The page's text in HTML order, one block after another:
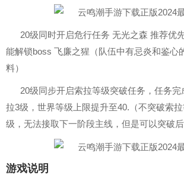
20级同时开启危行任务 无光之森 推荐优
能解锁boss 飞廉之猩（队伍中有忌炎和鉴心
料）
20级同步开启索拉等级突破任务，任务
拉3级，世界等级上限提升至40.（不突破索
级，无法接取下一阶段主线，但是可以突破后
游戏说明